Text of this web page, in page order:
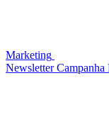
Marketing
Newsletter Campanha